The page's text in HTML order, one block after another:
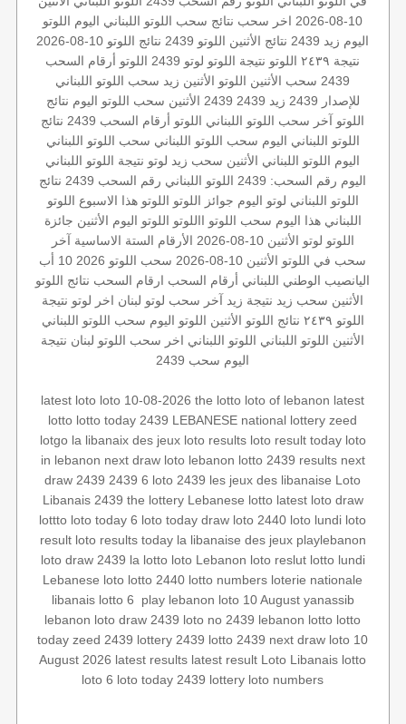
10-08-2026
اخر سحب نتائج سحب اللوتو اللبناني اليوم اللوتو
اليوم زيد 2439
نتائج الأثنين اللوتو 2439
نتائج اللوتو 10-08-2026
نتيجة ٢٤٣٩
اللوتو نتيجة اللوتو لوتو 2439
اللوتو أرقام السحب
2439 سحب الأثنين اللوتو الأثنين زيد سحب اللوتو اللبناني
للإصدار 2439
زيد 2439 2439 الأثنين سحب اللوتو اليوم نتائج
اللوتو آخر سحب اللوتو اللبناني اللوتو أرقام السحب 2439
نتائج
اللوتو اللبناني اليوم سحب اللوتو اللبناني سحب اللوتو اللبناني
اليوم اللوتو اللبناني الأثنين سحب زيد لوتو نتيجة اللوتو اللبناني
اليوم رقم السحب: 2439 اللوتو اللبناني رقم السحب 2439
نتائج
اللوتو اللبناني لوتو اليوم جوائز اللوتو اللوتو هذا الاسبوع اللوتو
اللبناني هذا اليوم سحب اللوتو االلوتو اللوتو اليوم الأثنين جائزة
اللوتو لوتو الأثنين 10-08-2026 الأرقام الستة الاساسية آخر
سحب في اللوتو الأثنين 10-08-2026
سحب اللوتو 2026 10 أب
اليانصيب الوطني اللبناني أرقام السحب ارقام السحب نتائج اللوتو
الأثنين سحب زيد نتيجة زيد آخر سحب لوتو لبنان اخر لوتو نتيجة
اللوتو ٢٤٣٩
نتائج اللوتو الأثنين اللوتو اليوم سحب اللوتو اللبناني
الأثنين اللوتو اللبناني اللوتو اللبناني اخر سحب اللوتو لبنان نتيجة
اليوم سحب 2439
latest loto loto 10-08-2026 the lotto loto of lebanon latest
lotto lotto today 2439 LEBANESE national lottery zeed
lotgo la libanaix des jeux loto results loto result today loto
in lebanon next draw loto lebanon lotto 2439 results next
draw 2439 2439 6 loto 2439 les jeux des libanaise Loto
Libanais 2439 the lottery Lebanese lotto latest loto draw
lottto loto today 6 loto today draw loto 2440 loto lundi loto
result loto results today la libanaise des jeux playlebanon
loto draw 2439 la lotto loto Lebanon loto reslut lotto lundi
Lebanese loto lotto 2440 lotto numbers loterie nationale
libanais lotto 6 play lebanon loto 10 August yanassib
lebanon loto draw 2439 loto no 2439 lebanon lotto lotto
today zeed 2439 lottery 2439 lotto 2439 next draw loto 10
August 2026 latest results latest result Loto Libanais lotto
loto 6 loto today 2439 lottery loto numbers